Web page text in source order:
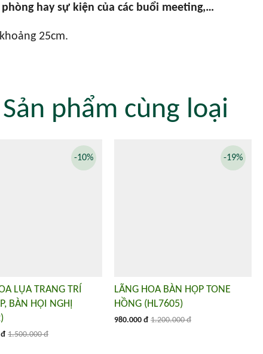
hay sự kiện của các buổi meeting,…
25cm.
Sản phẩm cùng loại
LỤA TRANG TRÍ
BÀN HỘI NGHỊ
1.500.000 đ
-10%
LÃNG HOA BÀN HỌP TONE
HỒNG (HL7605)
980.000 đ 1.200.000 đ
-19%